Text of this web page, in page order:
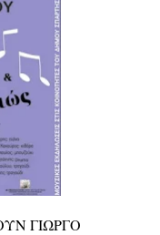
ΓΙΩΡΓΟ